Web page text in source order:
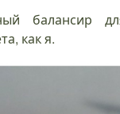
балансир
как я.